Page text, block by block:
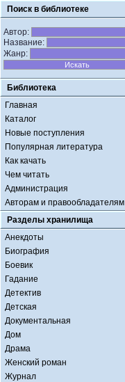
Поиск в библиотеке
Автор:
Название:
Жанр:
Библиотека
Главная
Каталог
Новые поступления
Популярная литература
Как качать
Чем читать
Администрация
Авторам и правообладателям
Разделы хранилища
Анекдоты
Биография
Боевик
Гадание
Детектив
Детская
Документальная
Дом
Драма
Женский роман
Журнал